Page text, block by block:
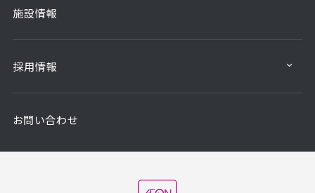
施設情報
採用情報
お問い合わせ